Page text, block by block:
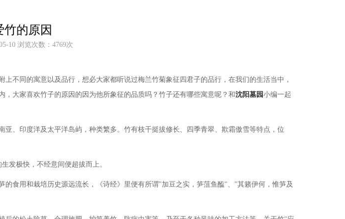
竹的原因
10 浏览次数：4769次
不同的寓意以及品行，想必大家都听说过梅兰竹菊象征四君子的品行，在我们的生活当中，
大家喜欢竹子的原因的因为他所象征的品质吗？竹子还有哪些寓意呢？和沈阳墓园小编一起
、印度洋及太平洋岛屿，种类繁多。竹有枝干挺拔修长、四季青翠、欺霜傲雪等特点，位
发极快，不经意间便超拔而上。
的食用和栽培历史源远流长，《诗经》里便有所谓"加豆之实，笋菹鱼醢"、"其籁伊何，惟笋及